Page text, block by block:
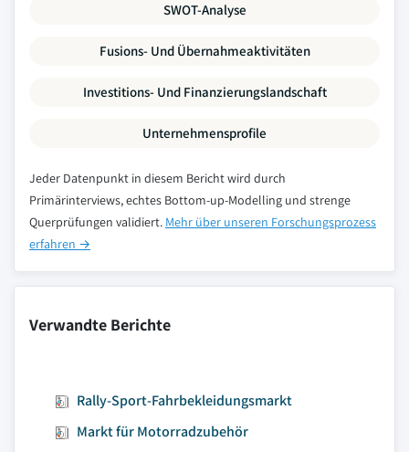
SWOT-Analyse
Fusions- Und Übernahmeaktivitäten
Investitions- Und Finanzierungslandschaft
Unternehmensprofile
Jeder Datenpunkt in diesem Bericht wird durch
Primärinterviews, echtes Bottom-up-Modelling und strenge
Querprüfungen validiert. Mehr über unseren Forschungsprozess
erfahren →
Verwandte Berichte
Rally-Sport-Fahrbekleidungsmarkt
Markt für Motorradzubehör